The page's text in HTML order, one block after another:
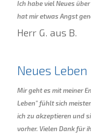
Ich habe viel Neues
hat mir etwas Angst
Herr G. aus B.
Neues Leben
Mir geht es mit meiner
Leben" fühlt sich
ich zu akzeptieren und
vorher. Vielen Dank für